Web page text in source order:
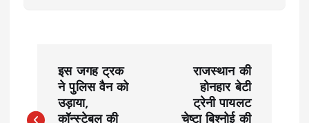
इस जगह ट्रक
ने पुलिस वैन को
उड़ाया,
कॉन्स्टेबल की
राजस्थान की
होनहार बेटी
ट्रेनी पायलट
चेष्टा बिश्नोई की